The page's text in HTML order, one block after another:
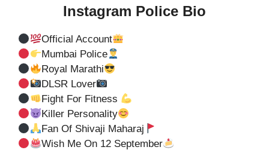
Instagram Police Bio
Official Account
Mumbai Police
Royal Marathi
DLSR Lover
Fight For Fitness
Killer Personality
Fan Of Shivaji Maharaj
Wish Me On 12 September